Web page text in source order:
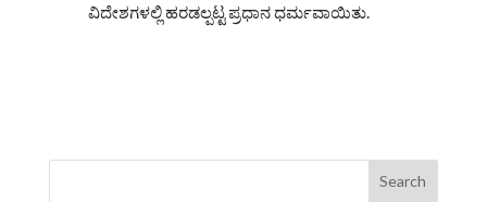
ವಿದೇಶಗಳಲ್ಲಿ ಹರಡಲ್ಪಟ್ಟ ಪ್ರಧಾನ ಧರ್ಮವಾಯಿತು.
Search